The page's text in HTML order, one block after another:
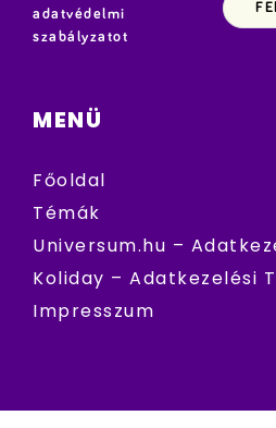
adatvédelmi
szabályzatot
MENÜ
Főoldal
Témák
Universum.hu –
Koliday – Adatkezelési
Impresszum